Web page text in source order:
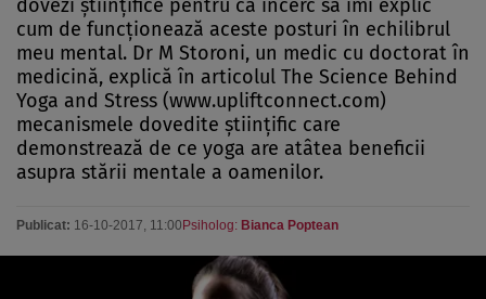
dovezi ştiinţifice pentru că încerc să îmi explic
cum de funcţionează aceste posturi în echilibrul
meu mental. Dr M Storoni, un medic cu doctorat în
medicină, explică în articolul The Science Behind
Yoga and Stress (www.upliftconnect.com)
mecanismele dovedite ştiinţific care
demonstrează de ce yoga are atâtea beneficii
asupra stării mentale a oamenilor.
Publicat: 16-10-2017, 11:00 Psiholog: Bianca Poptean